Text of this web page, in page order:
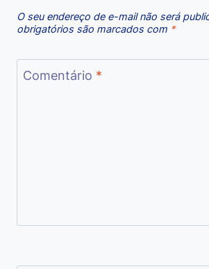
O seu endereço de e-mail não será
obrigatórios são marcados com *
Comentário *